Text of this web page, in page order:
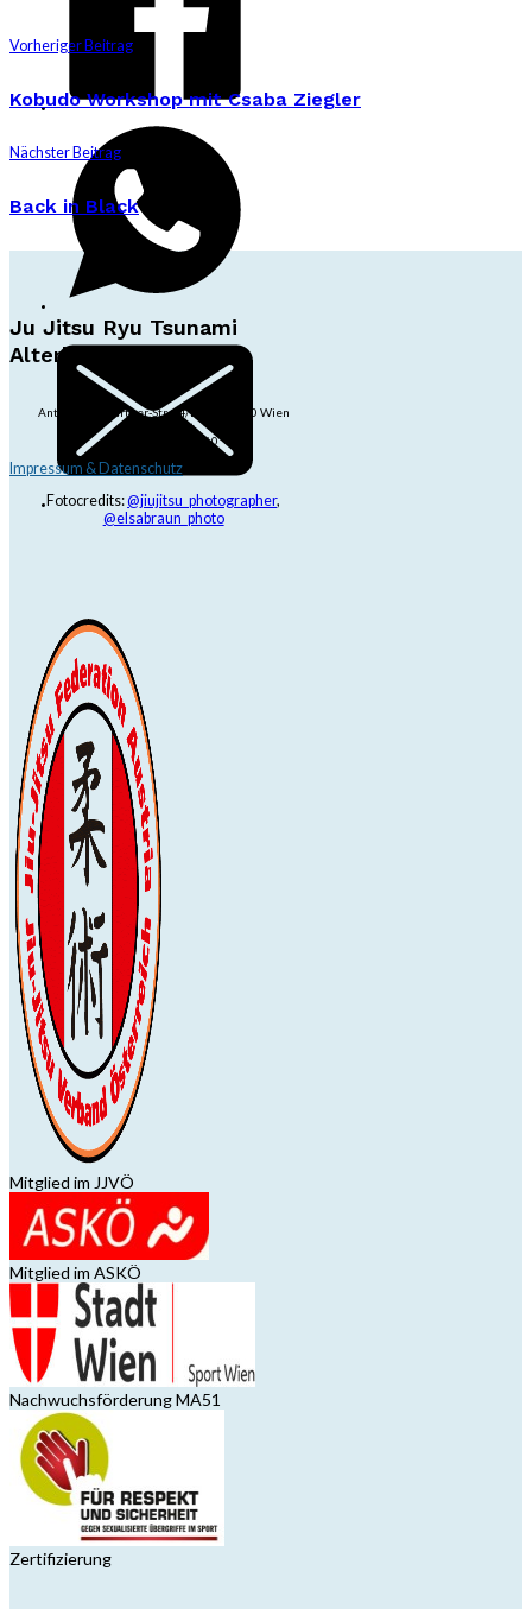
Vorheriger Beitrag
Kobudo Workshop mit Csaba Ziegler
Nächster Beitrag
Back in Black
Ju Jitsu Ryu Tsunami
Alterlaa
Anton-Baumgartner-Str. 44/B8/01, 1230 Wien
dojo@jjrt.at
+43 6991 171 81 60
Impressum & Datenschutz
Fotocredits:@jiujitsu_photographer,
@elsabraun_photo
Mitglied im JJVÖ
Mitglied im ASKÖ
Nachwuchsförderung MA51
Zertifizierung